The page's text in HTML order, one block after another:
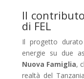
Il
di FEL
Il progetto
energie su due
Nuova Famiglia,
realtà del